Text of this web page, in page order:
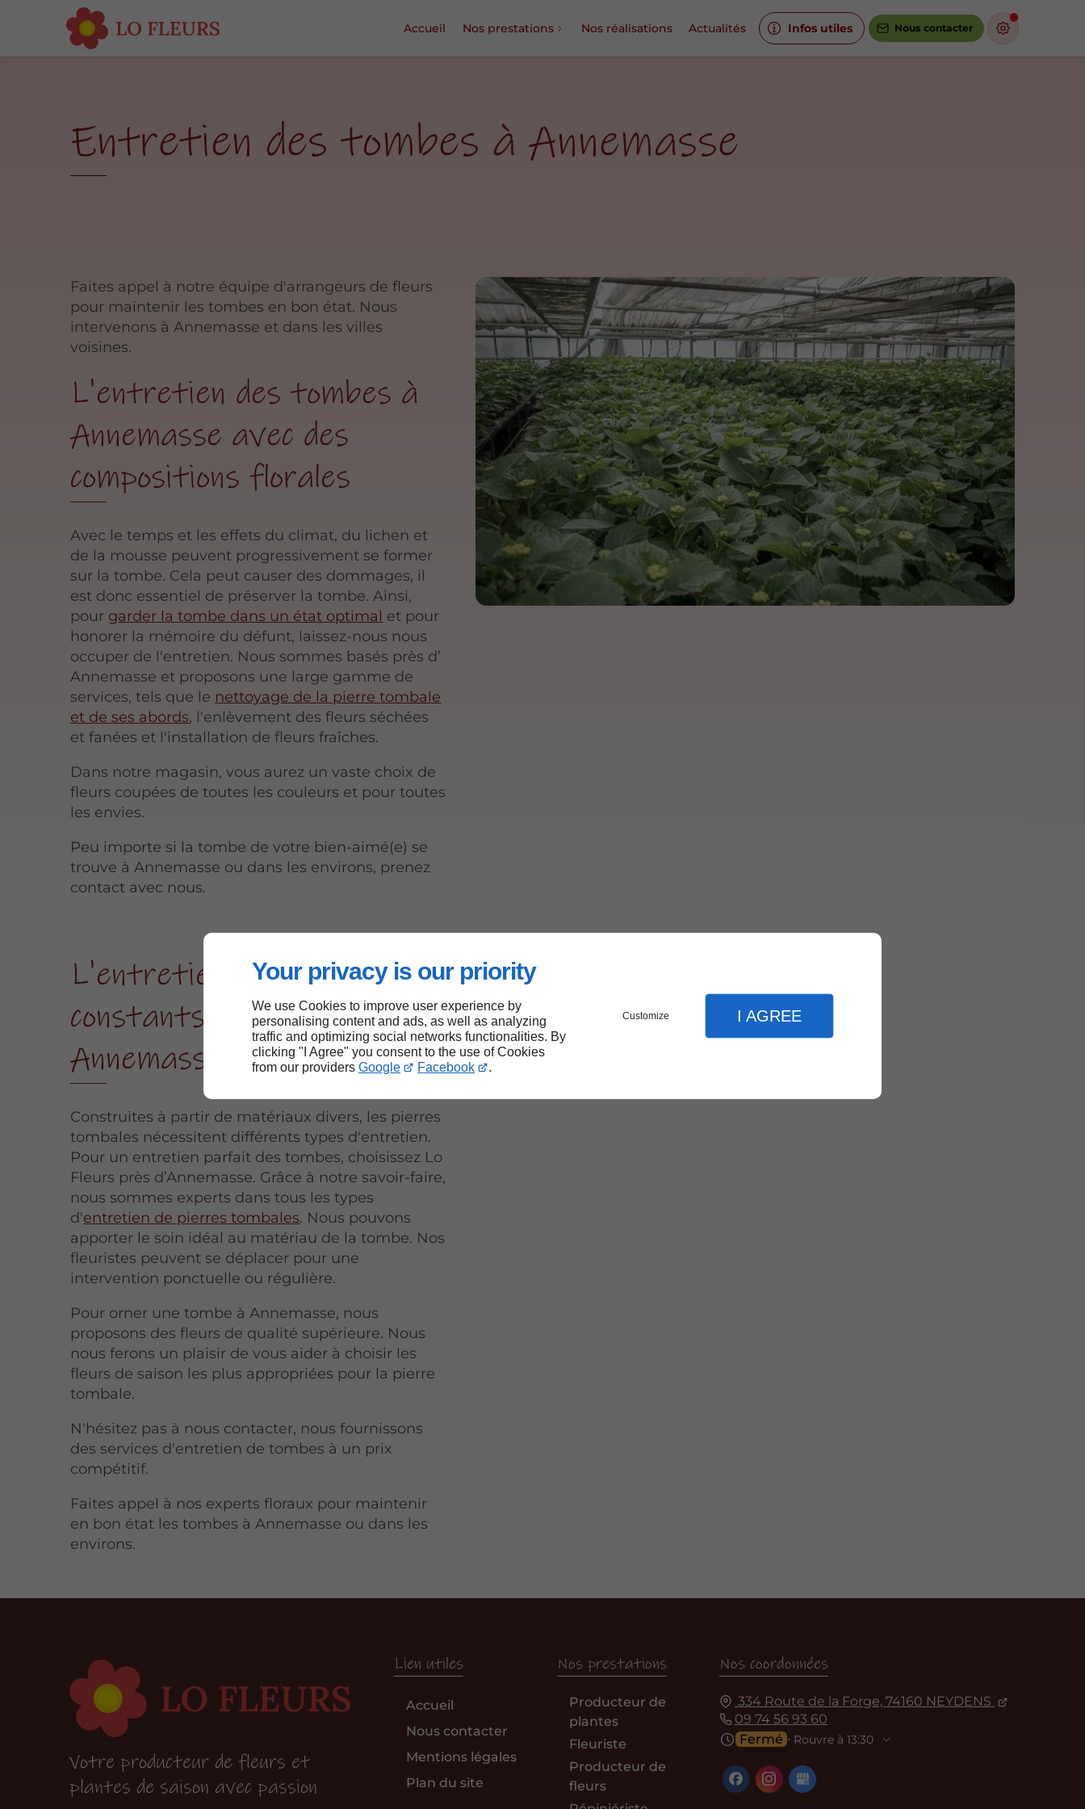
Your privacy is our priority
We use Cookies to improve user experience by
personalising content and ads, as well as analyzing
traffic and optimizing social networks functionalities. By
clicking "I Agree" you consent to the use of Cookies
from our providers Google Facebook .
Customize I AGREE
Accueil Nos prestations Nos réalisations Actualités Infos utiles Nous contacter
Entretien des tombes à Annemasse
Faites appel à notre équipe d'arrangeurs de fleurs
pour maintenir les tombes en bon état. Nous
intervenons à Annemasse et dans les villes
voisines.
L'entretien des tombes à
Annemasse avec des
compositions florales
Avec le temps et les effets du climat, du lichen et
de la mousse peuvent progressivement se former
sur la tombe. Cela peut causer des dommages, il
est donc essentiel de préserver la tombe. Ainsi,
pour garder la tombe dans un état optimal et pour
honorer la mémoire du défunt, laissez-nous nous
occuper de l'entretien. Nous sommes basés près d’
Annemasse et proposons une large gamme de
services, tels que le nettoyage de la pierre tombale
et de ses abords, l'enlèvement des fleurs séchées
et fanées et l'installation de fleurs fraîches.
Dans notre magasin, vous aurez un vaste choix de
fleurs coupées de toutes les couleurs et pour toutes
les envies.
Peu importe si la tombe de votre bien-aimé(e) se
trouve à Annemasse ou dans les environs, prenez
contact avec nous.
L'entretien et les soins
constants des tombes à
Annemasse
Construites à partir de matériaux divers, les pierres
tombales nécessitent différents types d'entretien.
Pour un entretien parfait des tombes, choisissez Lo
Fleurs près d’Annemasse. Grâce à notre savoir-faire,
nous sommes experts dans tous les types
d'entretien de pierres tombales. Nous pouvons
apporter le soin idéal au matériau de la tombe. Nos
fleuristes peuvent se déplacer pour une
intervention ponctuelle ou régulière.
Pour orner une tombe à Annemasse, nous
proposons des fleurs de qualité supérieure. Nous
nous ferons un plaisir de vous aider à choisir les
fleurs de saison les plus appropriées pour la pierre
tombale.
N'hésitez pas à nous contacter, nous fournissons
des services d'entretien de tombes à un prix
compétitif.
Faites appel à nos experts floraux pour maintenir
en bon état les tombes à Annemasse ou dans les
environs.
Votre producteur de fleurs et
plantes de saison avec passion
Lien utiles
Accueil
Nous contacter
Mentions légales
Plan du site
Nos prestations
Producteur de
plantes
Fleuriste
Producteur de
fleurs
Nos coordonnées
334 Route de la Forge, 74160 NEYDENS
09 74 56 93 60
Fermé ⋅ Rouvre à 13:30